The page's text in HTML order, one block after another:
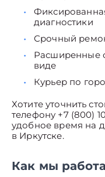
диагностики
Срочный
Расширенные
виде
Курьер по
Хотите уточнить
телефону +7 (800)
удобное время на
в Иркутске.
Как мы